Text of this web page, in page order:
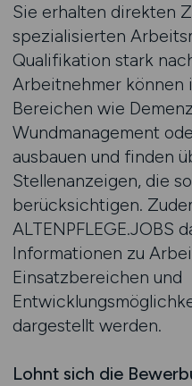
Sie erhalten direkten
spezialisierten
Qualifikation stark
Arbeitnehmer können
Bereichen wie
Wundmanagement
ausbauen und finden
Stellenanzeigen, die
berücksichtigen.
ALTENPFLEGE.JOBS
Informationen zu
Einsatzbereichen und
dargestellt werden.
Lohnt sich die